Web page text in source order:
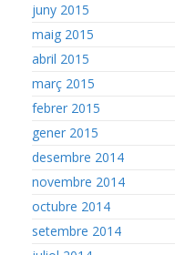
juny 2015
maig 2015
abril 2015
març 2015
febrer 2015
gener 2015
desembre 2014
novembre 2014
octubre 2014
setembre 2014